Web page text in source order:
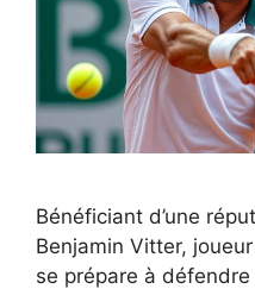
Bénéficiant d’une
Benjamin Vitter,
se prépare à